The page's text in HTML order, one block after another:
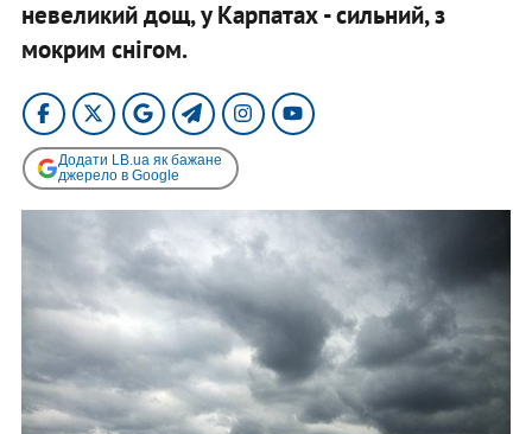
невеликий дощ, у Карпатах - сильний, з
мокрим снігом.
Додати LB.ua як бажане
джерело в Google